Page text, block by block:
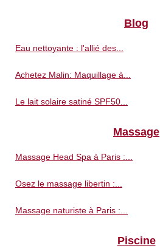
Blog
Eau nettoyante : l'allié des...
Achetez Malin: Maquillage à...
Le lait solaire satiné SPF50...
Massage
Massage Head Spa à Paris :...
Osez le massage libertin :...
Massage naturiste à Paris :...
Piscine